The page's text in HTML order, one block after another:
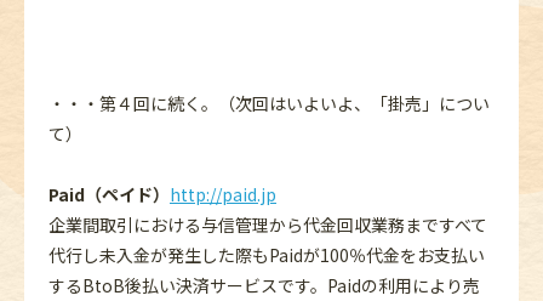
・・・第４回に続く。（次回はいよいよ、「掛売」につい
て）
Paid（ペイド） http://paid.jp
企業間取引における与信管理から代金回収業務まですべて
代行し未入金が発生した際もPaidが100％代金をお支払い
するBtoB後払い決済サービスです。Paidの利用により売